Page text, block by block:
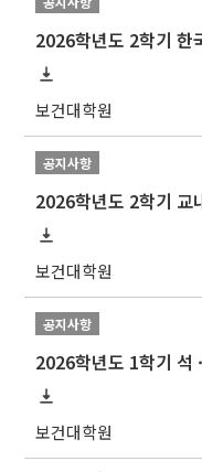
보건대학원
공지사항
2026학년도 2학기 교
보건대학원
공지사항
보건대학원